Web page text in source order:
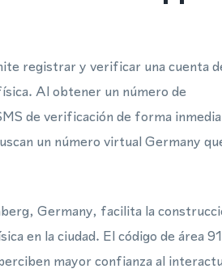
registrar y verificar una cuenta
Al obtener un número de
de verificación de forma
un número virtual Germany
Germany, facilita la
en la ciudad. El código de área
mayor confianza al